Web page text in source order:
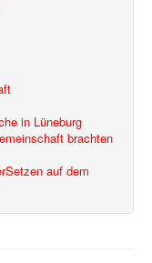
in Lüneburg
brachten
auf dem